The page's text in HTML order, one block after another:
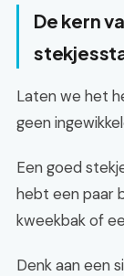
De kern
Laten we het
geen
Een goed
hebt een paar
kweekbak of
Denk aan een